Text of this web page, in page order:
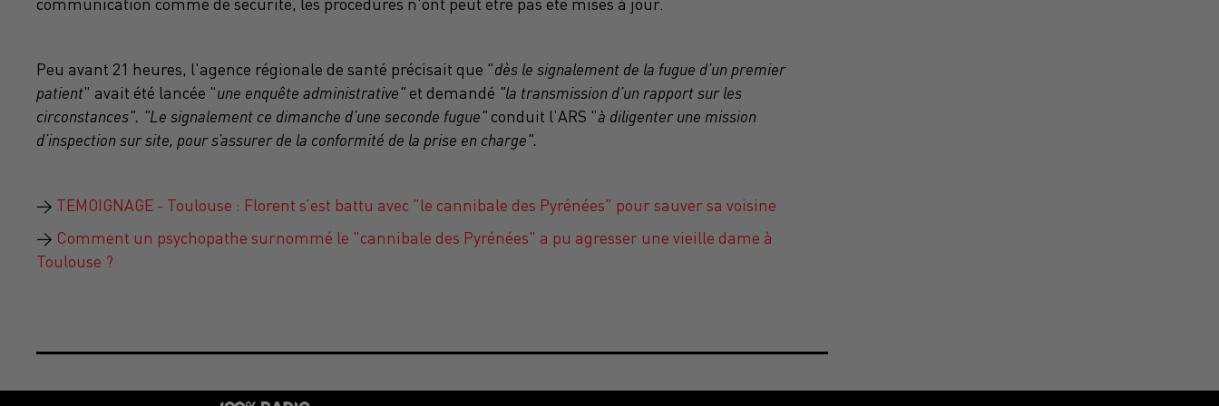
communication comme de sécurité, les procédures n'ont peut être pas été mises à jour.
Peu avant 21 heures, l'agence régionale de santé précisait que "dès le signalement de la fugue d’un premier
patient" avait été lancée "une enquête administrative" et demandé "la transmission d’un rapport sur les
circonstances". "Le signalement ce dimanche d’une seconde fugue" conduit l'ARS "à diligenter une mission
d’inspection sur site, pour s’assurer de la conformité de la prise en charge".
→ TEMOIGNAGE - Toulouse : Florent s’est battu avec "le cannibale des Pyrénées" pour sauver sa voisine
→ Comment un psychopathe surnommé le "cannibale des Pyrénées" a pu agresser une vieille dame à
Toulouse ?